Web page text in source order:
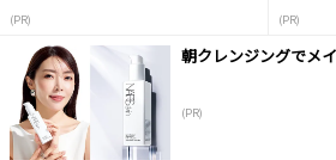
(PR) (PR)
朝クレンジングでメ
(PR)